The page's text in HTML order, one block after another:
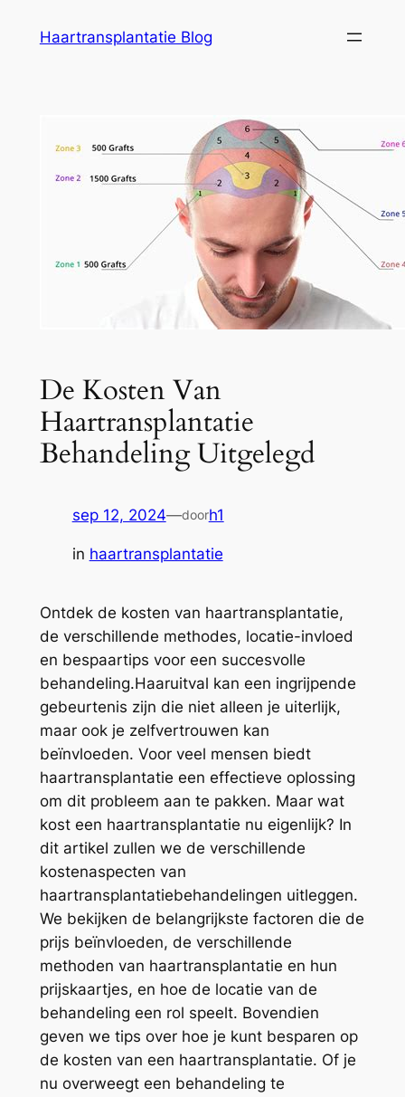
Haartransplantatie Blog
De Kosten Van
Haartransplantatie
Behandeling Uitgelegd
sep 12, 2024—doorh1
in haartransplantatie
Ontdek de kosten van haartransplantatie,
de verschillende methodes, locatie-invloed
en bespaartips voor een succesvolle
behandeling.Haaruitval kan een ingrijpende
gebeurtenis zijn die niet alleen je uiterlijk,
maar ook je zelfvertrouwen kan
beïnvloeden. Voor veel mensen biedt
haartransplantatie een effectieve oplossing
om dit probleem aan te pakken. Maar wat
kost een haartransplantatie nu eigenlijk? In
dit artikel zullen we de verschillende
kostenaspecten van
haartransplantatiebehandelingen uitleggen.
We bekijken de belangrijkste factoren die de
prijs beïnvloeden, de verschillende
methoden van haartransplantatie en hun
prijskaartjes, en hoe de locatie van de
behandeling een rol speelt. Bovendien
geven we tips over hoe je kunt besparen op
de kosten van een haartransplantatie. Of je
nu overweegt een behandeling te